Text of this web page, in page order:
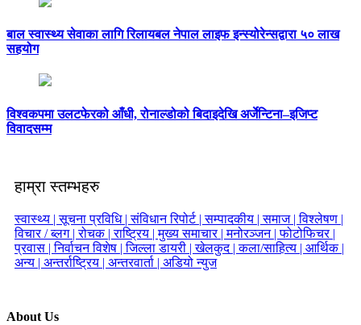
बाल स्वास्थ्य सेवाका लागि रिलायबल नेपाल लाइफ इन्स्योरेन्सद्वारा ५० लाख
सहयोग
विश्वकपमा उलटफेरको आँधी, रोनाल्डोको बिदाइदेखि अर्जेन्टिना–इजिप्ट
विवादसम्म
हाम्रा स्तम्भहरु
स्वास्थ्य |सूचना प्रविधि |संविधान रिपोर्ट |सम्पादकीय |समाज |विश्लेषण |
विचार / ब्लग |रोचक |राष्ट्रिय |मुख्य समाचार |मनोरञ्जन |फोटोफिचर |
प्रवास |निर्वाचन विशेष |जिल्ला डायरी |खेलकुद |कला/साहित्य | आर्थिक |
अन्य | अन्तर्राष्ट्रिय | अन्तरवार्ता | अडियो न्युज
About Us